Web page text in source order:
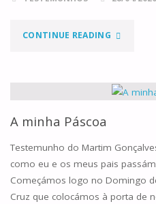
CONTINUE READING
JESUS"
A minha Páscoa
Testemunho do Martim
como eu e os meus pais
Começámos logo no Domingo
Cruz que colocámos à porta de